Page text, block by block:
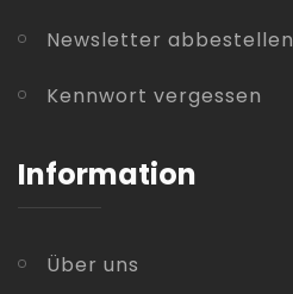
Newsletter abbestellen
Kennwort vergessen
Information
Über uns